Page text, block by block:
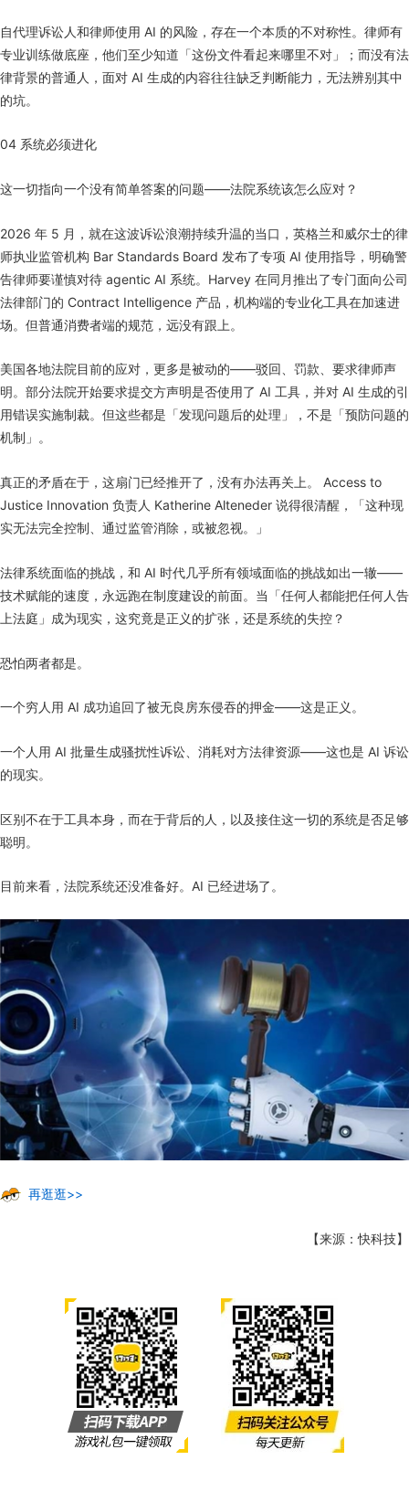
自代理诉讼人和律师使用 AI 的风险，存在一个本质的不对称性。律师有
专业训练做底座，他们至少知道「这份文件看起来哪里不对」；而没有法
律背景的普通人，面对 AI 生成的内容往往缺乏判断能力，无法辨别其中
的坑。
04 系统必须进化
这一切指向一个没有简单答案的问题——法院系统该怎么应对？
2026 年 5 月，就在这波诉讼浪潮持续升温的当口，英格兰和威尔士的律
师执业监管机构 Bar Standards Board 发布了专项 AI 使用指导，明确警
告律师要谨慎对待 agentic AI 系统。Harvey 在同月推出了专门面向公司
法律部门的 Contract Intelligence 产品，机构端的专业化工具在加速进
场。但普通消费者端的规范，远没有跟上。
美国各地法院目前的应对，更多是被动的——驳回、罚款、要求律师声
明。部分法院开始要求提交方声明是否使用了 AI 工具，并对 AI 生成的引
用错误实施制裁。但这些都是「发现问题后的处理」，不是「预防问题的
机制」。
真正的矛盾在于，这扇门已经推开了，没有办法再关上。 Access to
Justice Innovation 负责人 Katherine Alteneder 说得很清醒，「这种现
实无法完全控制、通过监管消除，或被忽视。」
法律系统面临的挑战，和 AI 时代几乎所有领域面临的挑战如出一辙——
技术赋能的速度，永远跑在制度建设的前面。当「任何人都能把任何人告
上法庭」成为现实，这究竟是正义的扩张，还是系统的失控？
恐怕两者都是。
一个穷人用 AI 成功追回了被无良房东侵吞的押金——这是正义。
一个人用 AI 批量生成骚扰性诉讼、消耗对方法律资源——这也是 AI 诉讼
的现实。
区别不在于工具本身，而在于背后的人，以及接住这一切的系统是否足够
聪明。
目前来看，法院系统还没准备好。AI 已经进场了。
再逛逛>>
【来源：快科技】